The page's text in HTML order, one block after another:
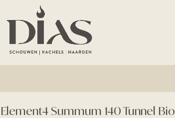
Element4 Summum 140 Tunnel Bio